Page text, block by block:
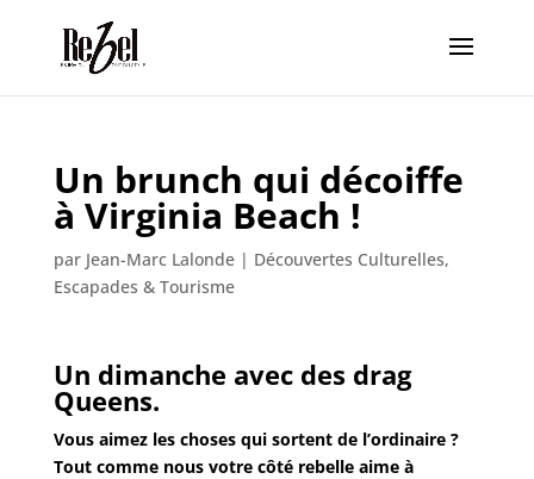
Un brunch qui décoiffe
à Virginia Beach !
par Jean-Marc Lalonde| Découvertes Culturelles,
Escapades & Tourisme
Un dimanche avec des drag
Queens.
Vous aimez les choses qui sortent de l’ordinaire ?
Tout comme nous votre côté rebelle aime à